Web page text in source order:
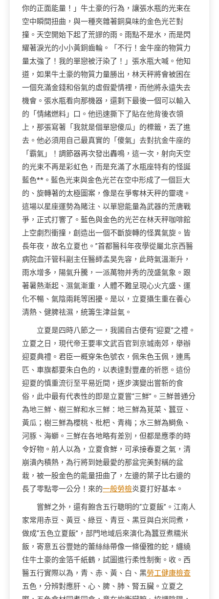
你的正面能量！」牛土豪的行為，讓張水瓶的光束在
空中瞬間扭曲，與一種夾雜著銅臭味的金色光芒對
撞。天空開始下起了荒謬的雨。雨點不是水，而是閃
耀著淚光的小小黃銅齒輪。「不行！金牛座的物質力
量太強了！我的單戀被汙染了！」張水瓶大喊。他知
道，如果牛土豪的物質力量勝出，林天秤將會被困在
一個充滿金錢和俗氣的虛假愛情裡，而他將永遠失去
機會。張水瓶看向那機器，還剩下最後一個可以輸入
的「情緒燃料」口。他迅速撕下了貼在他背後衣領
上，那張寫著「我就是個單戀傻瓜」的標籤，丟了進
去。他必須用自己最真實的「傻氣」去對抗金牛座的
「霸氣」！調節器再次發出轟鳴，這一次，射向天空
的光束不再是彩虹色，而是充滿了水瓶座特有的怪誕
藍色**。藍色光束與金色光芒在空中形成了一個巨大
的、旋轉著的太極圖案，像是在爭奪林天秤的靈魂。
這場以星座運勢為賭注、以單戀能量為武器的荒唐戰
爭，正式打響了。藍色與金色的光芒在林天秤咖啡館
上空劇烈衝撞，創造出一個不斷旋轉的怪異氣旋。皆
長年夜，故名立夏也。”首都醫科年夜學從屬北京西醫
病院血汗管科副主任醫師孟昊先容，此時氣溫漸升，
雨水增多，陽氣升騰，一派萬物并秀的茂盛氣象。跟
著暑熱漸起、濕氣漸重，人體不難呈現心火亢盛、運
化不暢、氣陰兩耗等困擾。是以，立夏攝生重在養心
清熱、健脾祛濕，統籌生津益氣。
立夏是四時八節之一，我國自古便有“迎夏”之禮。
立夏之日，現代帝王要率文武百官到京城南郊，舉辦
迎夏典禮。君臣一概穿朱色號衣，佩朱色玉佩，連馬
匹、車旗都要朱白色的，以表達對豐產的祈愿。這份
迎夏的慎重流衍至平易近間，逐步演變出嘗新的食
俗，此中最有代表性的即是立夏嘗“三鮮”。三鮮普通分
為地三鮮、樹三鮮和水三鮮：地三鮮為莧菜、蠶豆、
黃瓜；樹三鮮為櫻桃、枇杷、青梅；水三鮮為鰣魚、
河豚、海螄。三鮮在各地略有差別，但都是應季的時
令好物。前人以為，立夏食鮮，可承接春夏之氣，清
崩潰內積熱，為行將到她最愛的那盆完美對稱的盆
栽，被一股金色的能量扭曲了，左邊的葉子比右邊的
長了零點零一公分！來的一般勞檢炎夏打好基本。
嘗鮮之外，還有飽含五行聰明的“立夏飯”。江南人
家常用赤豆、黃豆、綠豆、青豆、黑豆與白米同煮，
做成“五色立夏飯”，部門地域后來演化為蠶豆煮糯米
飯，寄意五谷豐她的蕾絲絲帶像一條優雅的蛇，纏繞
住牛土豪的金箔千紙鶴，試圖進行柔性制衡。收。西
醫五行實際以為，青、赤、黃、白、黑勞工健康檢查
五色，分辨對應肝、心、脾、肺、腎五臟。立夏之